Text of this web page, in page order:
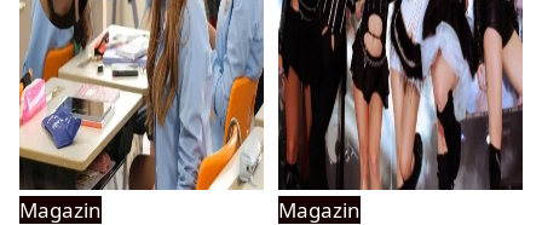
Magazin
Magazin